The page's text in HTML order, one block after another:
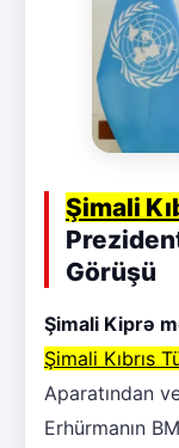
Şimali
Görüşü
Şimali Kiprə
Şimali Kıbrıs
Aparatından
Erhürmanın